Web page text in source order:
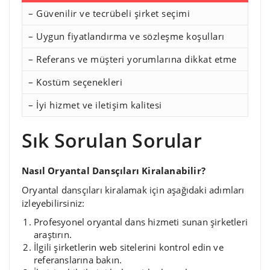
– Güvenilir ve tecrübeli şirket seçimi
– Uygun fiyatlandırma ve sözleşme koşulları
– Referans ve müşteri yorumlarına dikkat etme
– Kostüm seçenekleri
– İyi hizmet ve iletişim kalitesi
Sık Sorulan Sorular
Nasıl Oryantal Dansçıları Kiralanabilir?
Oryantal dansçıları kiralamak için aşağıdaki adımları
izleyebilirsiniz:
Profesyonel oryantal dans hizmeti sunan şirketleri
araştırın.
İlgili şirketlerin web sitelerini kontrol edin ve
referanslarına bakın.